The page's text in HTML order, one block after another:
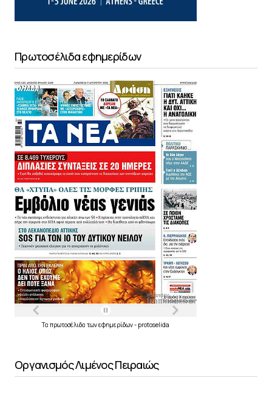
Πρωτοσέλιδα εφημερίδων
Τα πρωτοσέλιδα τωνεφημερίδων- protoselida
Οργανισμός Λιμένος Πειραιώς